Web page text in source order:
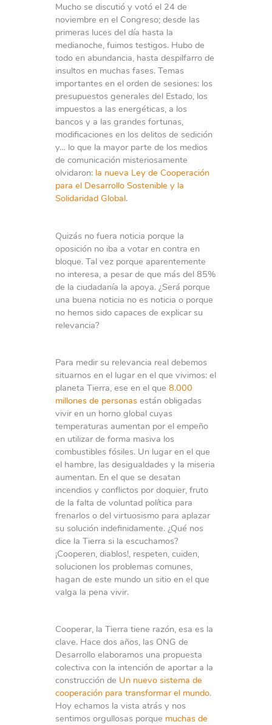
Mucho se discutió y votó el 24 de
noviembre en el Congreso; desde las
primeras luces del día hasta la
medianoche, fuimos testigos. Hubo de
todo en abundancia, hasta despilfarro de
insultos en muchas fases. Temas
importantes en el orden de sesiones: los
presupuestos generales del Estado, los
impuestos a las energéticas, a los
bancos y a las grandes fortunas,
modificaciones en los delitos de sedición
y… lo que la mayor parte de los medios
de comunicación misteriosamente
olvidaron: la nueva Ley de Cooperación
para el Desarrollo Sostenible y la
Solidaridad Global.
Quizás no fuera noticia porque la
oposición no iba a votar en contra en
bloque. Tal vez porque aparentemente
no interesa, a pesar de que más del 85%
de la ciudadanía la apoya. ¿Será porque
una buena noticia no es noticia o porque
no hemos sido capaces de explicar su
relevancia?
Para medir su relevancia real debemos
situarnos en el lugar en el que vivimos: el
planeta Tierra, ese en el que 8.000
millones de personasestán obligadas
vivir en un horno global cuyas
temperaturas aumentan por el empeño
en utilizar de forma masiva los
combustibles fósiles. Un lugar en el que
el hambre, las desigualdades y la miseria
aumentan. En el que se desatan
incendios y conflictos por doquier, fruto
de la falta de voluntad política para
frenarlos o del virtuosismo para aplazar
su solución indefinidamente. ¿Qué nos
dice la Tierra si la escuchamos?
¡Cooperen, diablos!, respeten, cuiden,
solucionen los problemas comunes,
hagan de este mundo un sitio en el que
valga la pena vivir.
Cooperar, la Tierra tiene razón, esa es la
clave. Hace dos años, las ONG de
Desarrollo elaboramos una propuesta
colectiva con la intención de aportar a la
construcción de Un nuevo sistema de
cooperación para transformar el mundo.
Hoy echamos la vista atrás y nos
sentimos orgullosas porque muchas de